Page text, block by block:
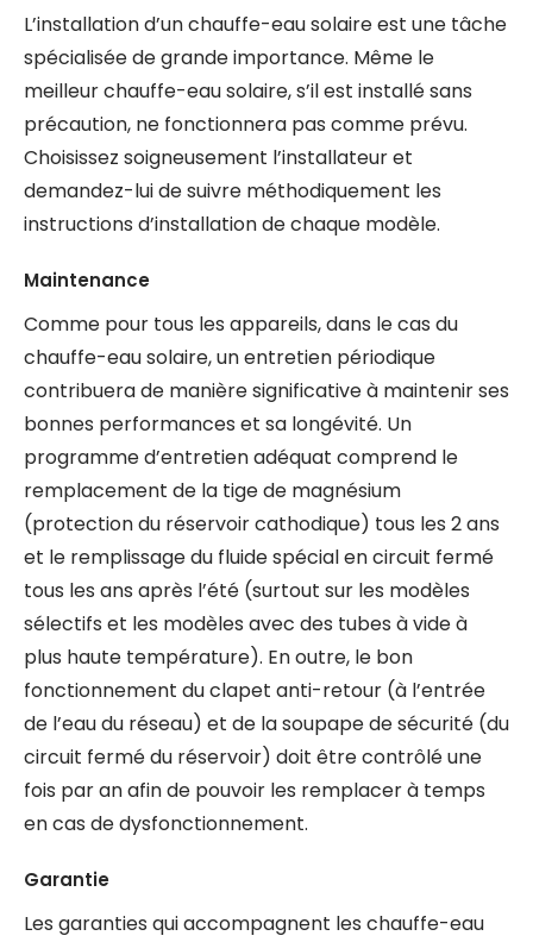
L’installation d’un chauffe-eau solaire est une tâche
spécialisée de grande importance. Même le
meilleur chauffe-eau solaire, s’il est installé sans
précaution, ne fonctionnera pas comme prévu.
Choisissez soigneusement l’installateur et
demandez-lui de suivre méthodiquement les
instructions d’installation de chaque modèle.
Maintenance
Comme pour tous les appareils, dans le cas du
chauffe-eau solaire, un entretien périodique
contribuera de manière significative à maintenir ses
bonnes performances et sa longévité. Un
programme d’entretien adéquat comprend le
remplacement de la tige de magnésium
(protection du réservoir cathodique) tous les 2 ans
et le remplissage du fluide spécial en circuit fermé
tous les ans après l’été (surtout sur les modèles
sélectifs et les modèles avec des tubes à vide à
plus haute température). En outre, le bon
fonctionnement du clapet anti-retour (à l’entrée
de l’eau du réseau) et de la soupape de sécurité (du
circuit fermé du réservoir) doit être contrôlé une
fois par an afin de pouvoir les remplacer à temps
en cas de dysfonctionnement.
Garantie
Les garanties qui accompagnent les chauffe-eau